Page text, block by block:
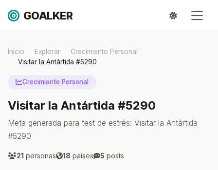
GOALKER
Inicio Explorar
Crecimiento Personal
Visitar la Antártida #5290
Crecimiento Personal
Visitar la Antártida #5290
Meta generada para test de estrés: Visitar la Antártida
#5290
21 personas 18 paises 5 posts